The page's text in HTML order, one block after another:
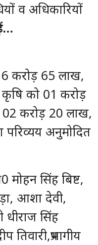
व अधिकारियों
करोड़ 65 लाख,
को 01 करोड़
02 करोड़ 20 लाख,
परिव्यय अनुमोदित
सिंह बिष्ट,
आशा देवी,
धीराज सिंह